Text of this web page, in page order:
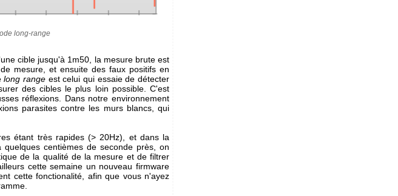
long-range
cible jusqu'à 1m50, la mesure brute est
mesure, et ensuite des faux positifs en
long rangeest celui qui essaie de détecter
des cibles le plus loin possible. C'est
réflexions. Dans notre environnement
parasites contre les murs blancs, qui
étant très rapides (> 20Hz), et dans la
centièmes de seconde près, on
de la qualité de la mesure et de filtrer
cette semaine un nouveau firmware
cette fonctionalité, afin que vous n'ayez